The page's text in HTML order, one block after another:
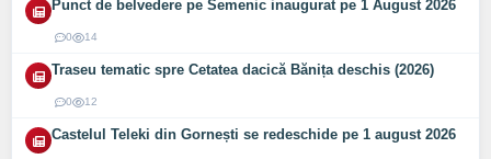
Punct de belvedere pe Semenic inaugurat pe 1 August 2026
0 14
Traseu tematic spre Cetatea dacică Bănița deschis (2026)
0 12
Castelul Teleki din Gornești se redeschide pe 1 august 2026